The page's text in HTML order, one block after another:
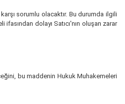
sorumlu olacaktır. Bu durumda ilgili
dolayı Satıcı'nın oluşan zarar
bu maddenin Hukuk Muhakemeleri